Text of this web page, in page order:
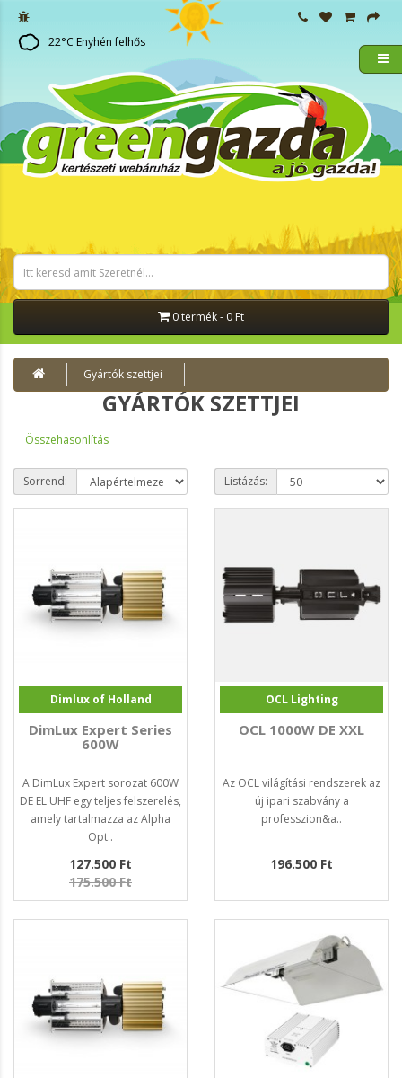
22°C Enyhén felhős
0 termék - 0 Ft
Gyártók szettjei
GYÁRTÓK SZETTJEI
Összehasonlítás
Sorrend: Listázás:
Dimlux of Holland
DimLux Expert Series
600W
A DimLux Expert sorozat 600W
DE EL UHF egy teljes felszerelés,
amely tartalmazza az Alpha
Opt..
127.500 Ft
175.500 Ft
OCL Lighting
OCL 1000W DE XXL
Az OCL világítási rendszerek az
új ipari szabvány a
professzion&a..
196.500 Ft